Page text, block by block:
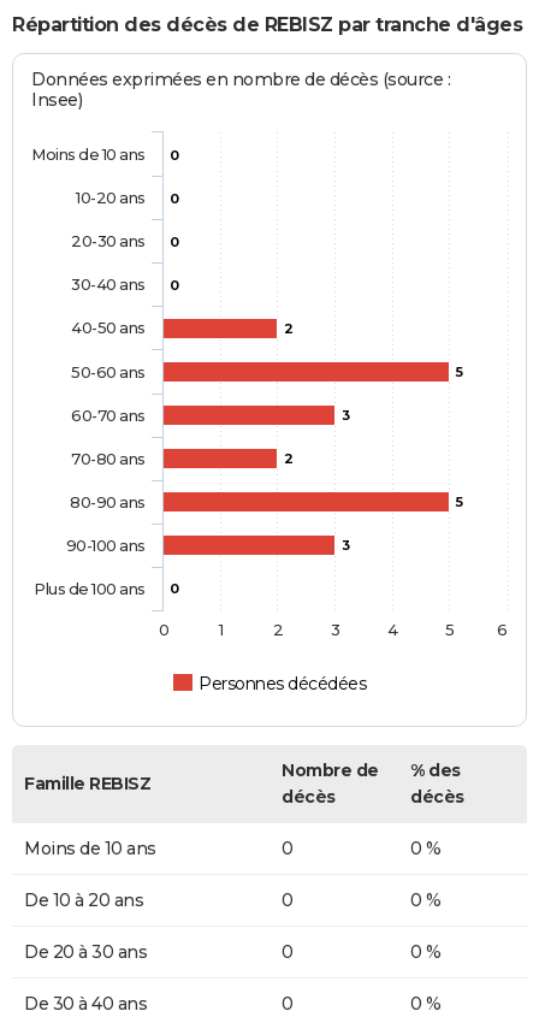
Répartition des décès de REBISZ par tranche d'âges
Données exprimées en nombre de décès (source :
Insee)
0
0
0
0
2
5
3
2
5
3
0
Personnes décédées
Moins de 10 ans
10-20 ans
20-30 ans
30-40 ans
40-50 ans
50-60 ans
60-70 ans
70-80 ans
80-90 ans
90-100 ans
Plus de 100 ans
0 1 2 3 4 5 6
Famille REBISZ
Nombre de
décès
% des
décès
Moins de 10 ans 0 0 %
De 10 à 20 ans 0 0 %
De 20 à 30 ans 0 0 %
De 30 à 40 ans 0 0 %